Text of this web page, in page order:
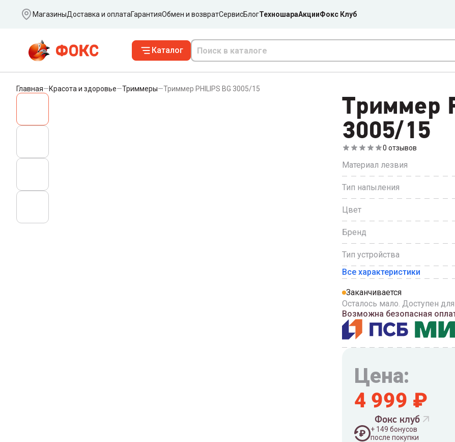
Ваш город
МагазиныДоставка и оплатаГарантияОбмен и возвратСервисБлогТехношараАкцииФокс Клуб
Каталог
Главная—Красота и здоровье—Триммеры—Триммер PHILIPS BG 3005/15
Триммер
3005/15
0 отзывов
Материал лезвия
Тип напыления
Цвет
Бренд
Тип устройства
Все характеристики
Заканчивается
Осталось мало. Доступен
Возможна безопасная
Цена:
4 999 ₽
Фокс клуб
+ 149 бонусов
после покупки